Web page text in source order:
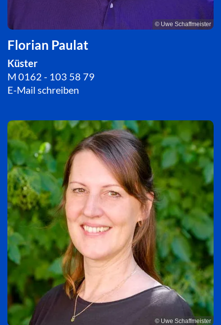
© Uwe Schaffmeister
Florian Paulat
Küster
M 0162 - 103 58 79
E-Mail schreiben
© Uwe Schaffmeister